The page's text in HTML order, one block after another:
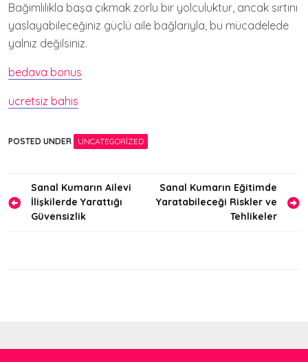
Bağımlılıkla başa çıkmak zorlu bir yolculuktur, ancak sırtını
yaslayabileceğiniz güçlü aile bağlarıyla, bu mücadelede
yalnız değilsiniz.
bedava bonus
ücretsiz bahis
POSTED UNDER UNCATEGORIZED
Yazı
gezinmesi
Sanal Kumarın Ailevi
İlişkilerde Yarattığı
Güvensizlik
Sanal Kumarın Eğitimde
Yaratabileceği Riskler ve
Tehlikeler